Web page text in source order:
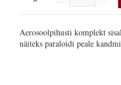
Aerosoolpihusti komplekt
näiteks paraloidi peale